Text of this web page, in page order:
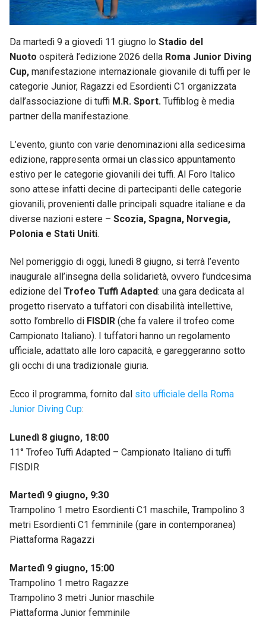
Da martedì 9 a giovedì 11 giugno lo Stadio del
Nuoto ospiterà l’edizione 2026 della Roma Junior Diving
Cup, manifestazione internazionale giovanile di tuffi per le
categorie Junior, Ragazzi ed Esordienti C1 organizzata
dall’associazione di tuffi M.R. Sport. Tuffiblog è media
partner della manifestazione.
L’evento, giunto con varie denominazioni alla sedicesima
edizione, rappresenta ormai un classico appuntamento
estivo per le categorie giovanili dei tuffi. Al Foro Italico
sono attese infatti decine di partecipanti delle categorie
giovanili, provenienti dalle principali squadre italiane e da
diverse nazioni estere – Scozia, Spagna, Norvegia,
Polonia e Stati Uniti.
Nel pomeriggio di oggi, lunedì 8 giugno, si terrà l’evento
inaugurale all’insegna della solidarietà, ovvero l’undcesima
edizione del Trofeo Tuffi Adapted: una gara dedicata al
progetto riservato a tuffatori con disabilità intellettive,
sotto l’ombrello di FISDIR (che fa valere il trofeo come
Campionato Italiano). I tuffatori hanno un regolamento
ufficiale, adattato alle loro capacità, e gareggeranno sotto
gli occhi di una tradizionale giuria.
Ecco il programma, fornito dal sito ufficiale della Roma
Junior Diving Cup:
Lunedì 8 giugno, 18:00
11° Trofeo Tuffi Adapted – Campionato Italiano di tuffi
FISDIR
Martedì 9 giugno, 9:30
Trampolino 1 metro Esordienti C1 maschile, Trampolino 3
metri Esordienti C1 femminile (gare in contemporanea)
Piattaforma Ragazzi
Martedì 9 giugno, 15:00
Trampolino 1 metro Ragazze
Trampolino 3 metri Junior maschile
Piattaforma Junior femminile